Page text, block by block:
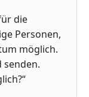
die
Personen,
möglich.